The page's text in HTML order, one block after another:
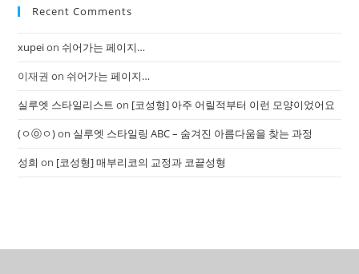
Recent Comments
xupeion 쉬어가는 페이지…
이재권 on 쉬어가는 페이지…
실루엣 스타일리스트 on [코성형] 아주 어릴적부터 이런 모양이었어요
(ㅇⓞㅇ)on 실루엣 스타일링 ABC – 숨겨진 아름다움을 찾는 과정
성희 on [코성형] 매부리코의 교정과 코끝성형